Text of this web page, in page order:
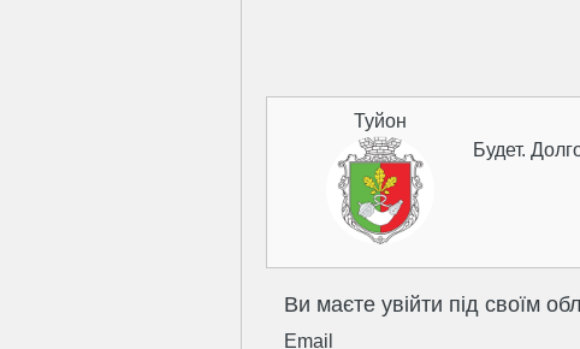
Туйон
Будет.
Ви маєте увійти під своїм
Email